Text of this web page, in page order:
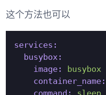
这个方法也可以
services:
busybox:
image:
busybox
container_name:
command:
sleep